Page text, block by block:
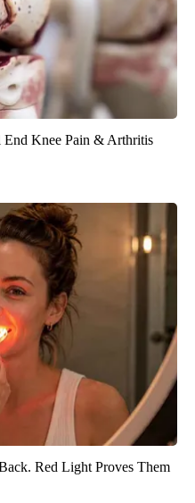
End Knee Pain & Arthritis
Red Light Proves Them